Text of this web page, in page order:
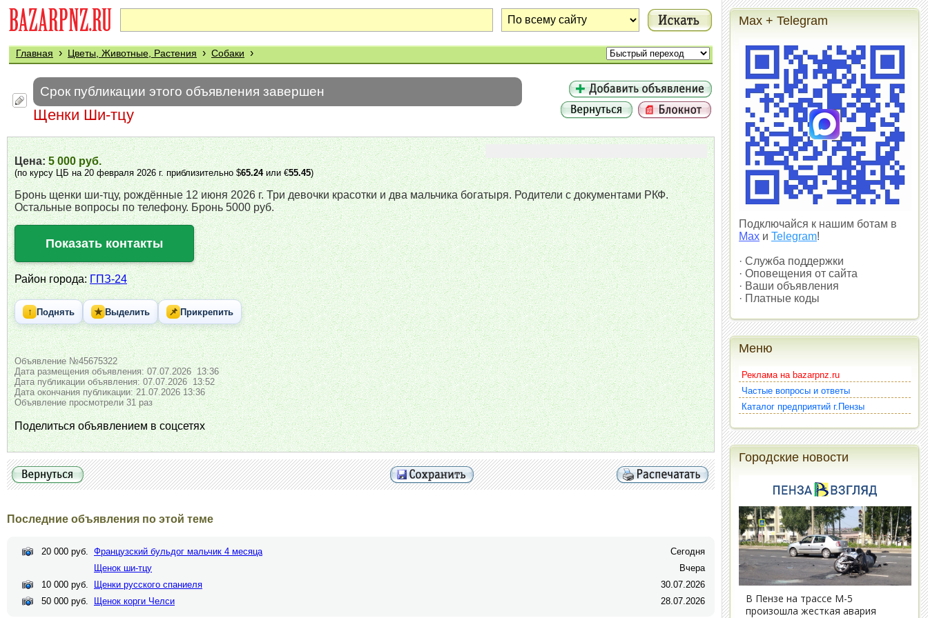
Главная › Цветы, Животные, Растения › Собаки ›
Срок публикации этого объявления завершен
Щенки Ши-тцу
Цена:5 000 руб.
(по курсу ЦБ на 20 февраля 2026 г. приблизительно $65.24или €55.45)
Бронь щенки ши-тцу, рождённые 12 июня 2026 г. Три девочки красотки и два мальчика богатыря. Родители с документами РКФ.
Остальные вопросы по телефону. Бронь 5000 руб.
Показать контакты
Район города:ГПЗ-24
↑ Поднять ★ Выделить 📌 Прикрепить
Объявление №45675322
Дата размещения объявления: 07.07.2026 13:36
Дата публикации объявления: 07.07.2026 13:52
Дата окончания публикации: 21.07.2026 13:36
Объявление просмотрели 31 раз
Поделиться объявлением в соцсетях
Последние объявления по этой теме
20 000 руб. Французский бульдог мальчик 4 месяца
Сегодня
Щенок ши-тцу
Вчера
10 000 руб.
Щенки русского спаниеля
30.07.2026
50 000 руб.
Щенок корги Челси 28.07.2026
Max + Telegram
Подключайся к нашим ботам в
Max и Telegram!
· Служба поддержки
· Оповещения от сайта
· Ваши объявления
· Платные коды
Меню
Реклама на bazarpnz.ru
Частые вопросы и ответы
Каталог предприятий г.Пензы
Городские новости